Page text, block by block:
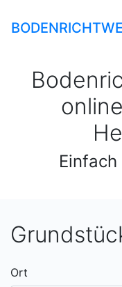
Ort